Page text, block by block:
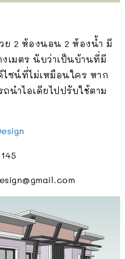
ย 2 ห้องนอน 2 ห้องน้ำ มี
เมตร นับว่าเป็นบ้านที่มี
ซน์ที่ไม่เหมือนใคร หาก
นำไอเดียไปปรับใช้ตาม